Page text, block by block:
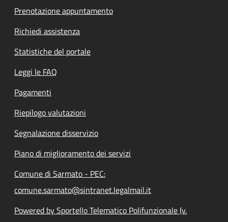
Prenotazione appuntamento
Richiedi assistenza
Statistiche del portale
Leggi le FAQ
Pagamenti
Riepilogo valutazioni
Segnalazione disservizio
Piano di miglioramento dei servizi
Comune di Sarmato - PEC:
comune.sarmato@sintranet.legalmail.it
Powered by Sportello Telematico Polifunzionale (v.